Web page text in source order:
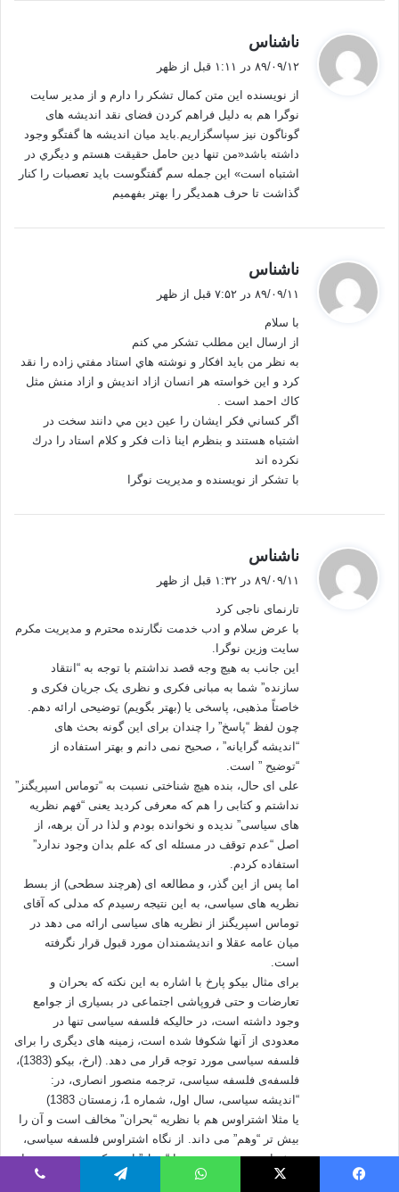
ناشناس
:
۸۹/۰۹/۱۲ در ۱:۱۱ قبل از ظهر
از نویسنده این متن کمال تشکر را دارم و از مدیر سایت
نوگرا هم به دلیل فراهم کردن فضای نقد اندیشه های
گوناگون نیز سپاسگزاریم.بايد ميان اندیشه ها گفتگو وجود
داشته باشد«من تنها دين حامل حقيقت هستم و ديگري در
اشتباه است» اين جمله سم گفتگوست بايد تعصبات را كنار
گذاشت تا حرف همديگر را بهتر بفهميم
ناشناس
۸۹/۰۹/۱۱ در ۷:۵۲ قبل از ظهر
با سلام
از ارسال اين مطلب تشكر مي كنم
به نظر من بايد افكار و نوشته هاي استاد مفتي زاده را نقد
كرد و اين خواسته هر انسان ازاد انديش و ازاد منش مثل
كاك احمد است .
اگر كساني فكر ايشان را عين دين مي دانند سخت در
اشتباه هستند و بنظرم اينا ذات فكر و كلام استاد را درك
نكرده اند
با تشكر از نويسنده و مديريت نوگرا
ناشناس
:
۸۹/۰۹/۱۱ در ۱:۳۲ قبل از ظهر
تارنمای ناجی کرد
با عرض سلام و ادب خدمت نگارنده محترم و مدیریت مکرم
سایت وزین نوگرا.
این جانب به هیچ وجه قصد نداشتم با توجه به “انتقاد
سازنده” شما به مبانی فکری و نظری یک جریان فکری و
خاصتاً مذهبی، پاسخی یا (بهتر بگویم) توضیحی ارائه دهم.
چون لفظ “پاسخ” را چندان برای این گونه بحث های
“اندیشه گرایانه” ، صحیح نمی دانم و بهتر استفاده از
“توضیح ” است.
علی ای حال، بنده هیچ شناختی نسبت به “توماس اسپریگنز”
نداشتم و کتابی را هم که معرفی کردید یعنی “فهم نظریه
های سیاسی” ندیده و نخوانده بودم و لذا در آن برهه، از
اصل “عدم توقف در مسئله ای که علم بدان وجود ندارد”
استفاده کردم.
اما پس از این گذر، و مطالعه ای (هرچند سطحی) از بسط
نظریه های سیاسی، به این نتیجه رسیدم که مدلی که آقای
توماس اسپریگنز از نظریه های سیاسی ارائه می دهد در
میان عامه عقلا و اندیشمندان مورد قبول قرار نگرفته
است.
برای مثال بیکو پارخ با اشاره به این نکته که بحران و
تعارضات و حتی فروپاشی اجتماعی در بسیاری از جوامع
وجود داشته است، در حالیکه فلسفه سیاسی تنها در
معدودی از آنها شکوفا شده است، زمینه های دیگری را برای
فلسفه سیاسی مورد توجه قرار می دهد. (ارخ، بیکو (1383)،
فلسفه‌ی فلسفه سیاسی، ترجمه منصور انصاری، در:
“اندیشه سیاسی، سال اول، شماره 1، زمستان 1383)
یا مثلا اشتراوس هم با نظریه “بحران” مخالف است و آن را
بیش تر “وهم” می داند. از نگاه اشتراوس فلسفه سیاسی،
پیش از هر چیز، در پیوند با “عمل” است که خود در پیوند با
“ادراک” است. اشتراوس معتقد است که هر عمل سیاسی